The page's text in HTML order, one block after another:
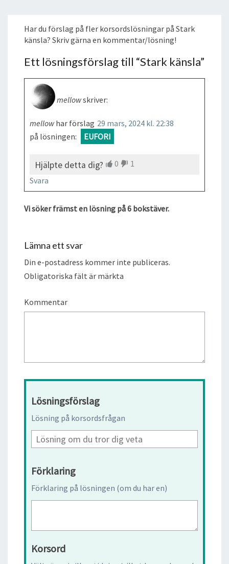
Har du förslag på fler korsordslösningar på Stark
känsla? Skriv gärna en kommentar/lösning!
Ett lösningsförslag till “Stark känsla”
mellowskriver:
29 mars, 2024 kl. 22:38
mellow har förslag
på lösningen:
EUFORI
Hjälpte detta dig? 0
1
Svara
Vi söker främst en lösning på 6 bokstäver.
Lämna ett svar
Din e-postadress kommer inte publiceras.
Obligatoriska fält är märkta
Kommentar
Lösningsförslag
Lösning på korsordsfrågan
Förklaring
Förklaring på lösningen (om du har en)
Korsord